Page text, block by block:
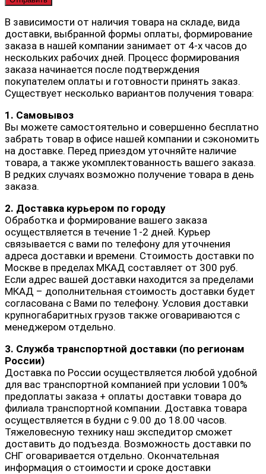
В зависимости от наличия товара на складе, вида
доставки, выбранной формы оплаты, формирование
заказа в нашей компании занимает от 4-х часов до
нескольких рабочих дней. Процесс формирования
заказа начинается после подтверждения
покупателем оплаты и готовности принять заказ.
Существует несколько вариантов получения товара:
1. Самовывоз
Вы можете самостоятельно и совершенно бесплатно
забрать товар в офисе нашей компании и сэкономить
на доставке. Перед приездом уточняйте наличие
товара, а также укомплектованность вашего заказа.
В редких случаях возможно получение товара в день
заказа.
2. Доставка курьером по городу
Обработка и формирование вашего заказа
осуществляется в течение 1-2 дней. Курьер
связывается с вами по телефону для уточнения
адреса доставки и времени. Стоимость доставки по
Москве в пределах МКАД составляет от 300 руб.
Если адрес вашей доставки находится за пределами
МКАД – дополнительная стоимость доставки будет
согласована с Вами по телефону. Условия доставки
крупногабаритных грузов также оговариваются с
менеджером отдельно.
3. Служба транспортной доставки (по регионам
России)
Доставка по России осуществляется любой удобной
для вас транспортной компанией при условии 100%
предоплаты заказа + оплаты доставки товара до
филиала транспортной компании. Доставка товара
осуществляется в будни с 9.00 до 18.00 часов.
Тяжеловесную технику наш экспедитор сможет
доставить до подъезда. Возможность доставки по
СНГ оговаривается отдельно. Окончательная
информация о стоимости и сроке доставки